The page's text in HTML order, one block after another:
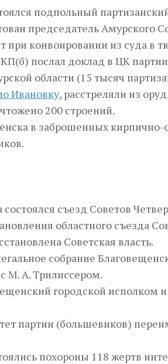
подпольный
председатель Амурского
при конвоировании из суда в
послал доклад в ЦК
области (15 тысяч
Ивановку, расстреляли из
200 строений.
в заброшенных
съезд Советов
областного съезда
Советская власть.
собрание
М. А. Трилиссером.
городской исполком
партии (большевиков)
похороны 118 жертв